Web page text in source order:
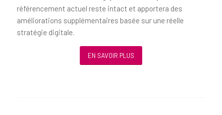
référencement actuel reste intact et apportera des
améliorations supplémentaires basée sur une réelle
stratégie digitale.
EN SAVOIR PLUS